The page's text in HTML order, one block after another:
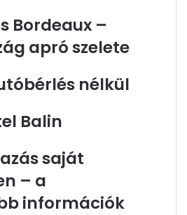
Bordeaux –
apró szelete
nélkül
Balin
saját
– a
információk